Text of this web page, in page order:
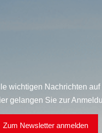
wichtigen Nachrichten auf
gelangen Sie zur
Zum Newsletter anmelden